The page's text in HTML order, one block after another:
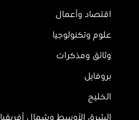
اقتصاد وأعمال
علوم وتكنولوجيا
وثائق ومذكرات
بروفايل
الخليج
الشرق الأوسط وشمال أفريقيا